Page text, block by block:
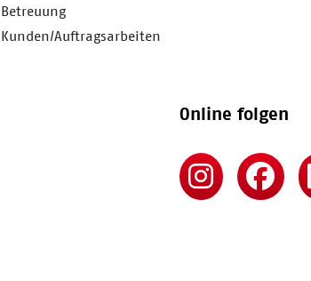
Betreuung
Kunden/Auftragsarbeiten
Online folgen